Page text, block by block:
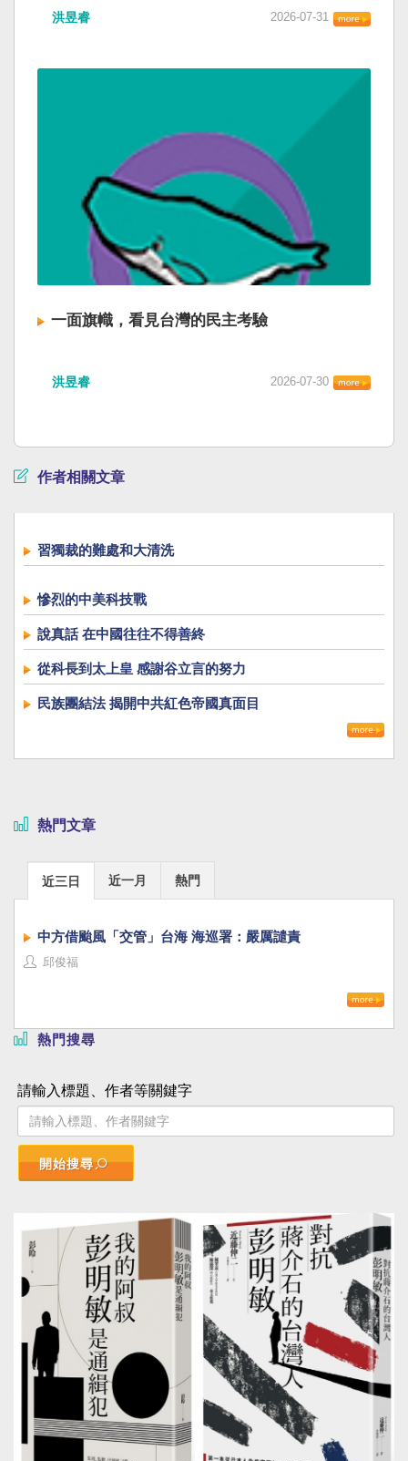
洪昱睿 2026-07-31
一面旗幟，看見台灣的民主考驗
洪昱睿 2026-07-30
作者相關文章
習獨裁的難處和大清洗
慘烈的中美科技戰
說真話 在中國往往不得善終
從科長到太上皇 感謝谷立言的努力
民族團結法 揭開中共紅色帝國真面目
熱門文章
近三日 近一月 熱門
中方借颱風「交管」台海 海巡署：嚴厲譴責
邱俊福
熱門搜尋
請輸入標題、作者等關鍵字
開始搜尋